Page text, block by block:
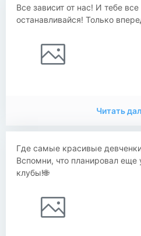
Все зависит от нас! И тебе
останавливайся! Только
Читать
Где самые красивые
Вспомни, что планировал
клубы!🌐